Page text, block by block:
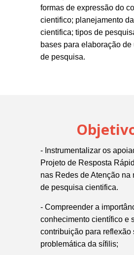
formas de expressão do
cientifico; planejamento
cientifica; tipos de
bases para elaboração de
de pesquisa.
- Instrumentalizar os
Projeto de Resposta
nas Redes de Atenção na
de pesquisa cientifica.
- Compreender a
conhecimento científico e
contribuição para reflexão
problemática da sífilis;